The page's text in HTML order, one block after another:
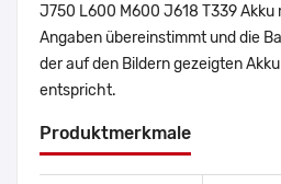
J750 L600 M600 J618 T339
Angaben übereinstimmt und die
der auf den Bildern gezeigten
entspricht.
Produktmerkmale